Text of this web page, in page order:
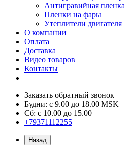
Антигравийная пленка
Пленки на фары
Утеплители двигателя
О компании
Оплата
Доставка
Видео товаров
Контакты
Заказать обратный звонок
Будни: с 9.00 до 18.00 MSK
Сб: с 10.00 до 15.00
+79371112255
Назад